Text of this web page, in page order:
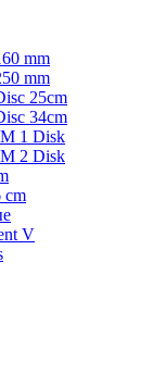
mm
mm
25cm
34cm
1 Disk
2 Disk
cm
V